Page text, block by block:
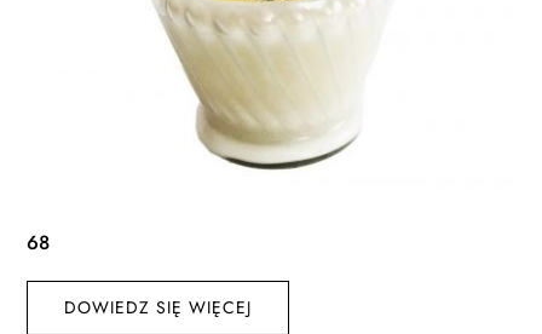
68
DOWIEDZ SIĘ WIĘCEJ